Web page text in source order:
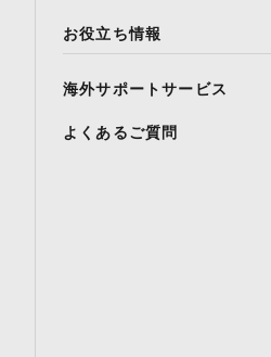
お役立ち情報
海外サポートサービス
よくあるご質問